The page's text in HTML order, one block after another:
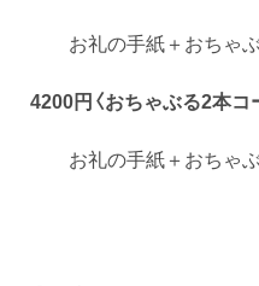
お礼の手紙＋おちゃ
4200円〈おちゃぶる2本コ
お礼の手紙＋おちゃ